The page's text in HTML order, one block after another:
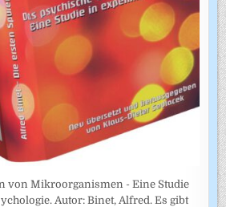
von Mikroorganismen - Eine Studie
Autor: Binet, Alfred. Es gibt